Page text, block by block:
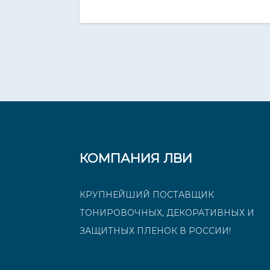
КОМПАНИЯ ЛВИ
КРУПНЕЙШИЙ ПОСТАВЩИК
ТОНИРОВОЧНЫХ, ДЕКОРАТИВНЫХ И
ЗАЩИТНЫХ ПЛЕНОК В РОССИИ!